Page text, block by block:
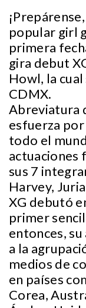
popular girl
primera
gira debut
Howl, la
CDMX.
Abreviatura
esfuerza
todo el
actuaciones
sus 7
Harvey,
XG debutó
primer
entonces,
a la
medios de
en países
Corea,